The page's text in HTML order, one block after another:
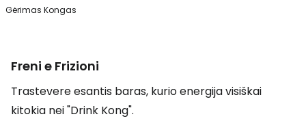
Gėrimas Kongas
Freni e Frizioni
Trastevere esantis baras, kurio energija visiškai
kitokia nei "Drink Kong".